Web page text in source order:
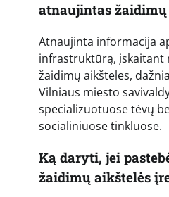
atnaujintas
Atnaujinta informacija
infrastruktūrą, įskaitant
žaidimų aikšteles,
Vilniaus miesto
specializuotuose tėvų
socialiniuose tinkluose.
Ką daryti, jei
žaidimų aikštelės